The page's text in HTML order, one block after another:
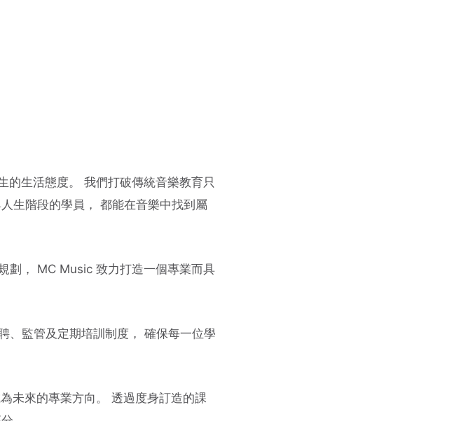
的生活態度。 我們打破傳統音樂教育只
生階段的學員， 都能在音樂中找到屬
劃， MC Music 致力打造一個專業而具
、監管及定期培訓制度， 確保每一位學
未來的專業方向。 透過度身訂造的課